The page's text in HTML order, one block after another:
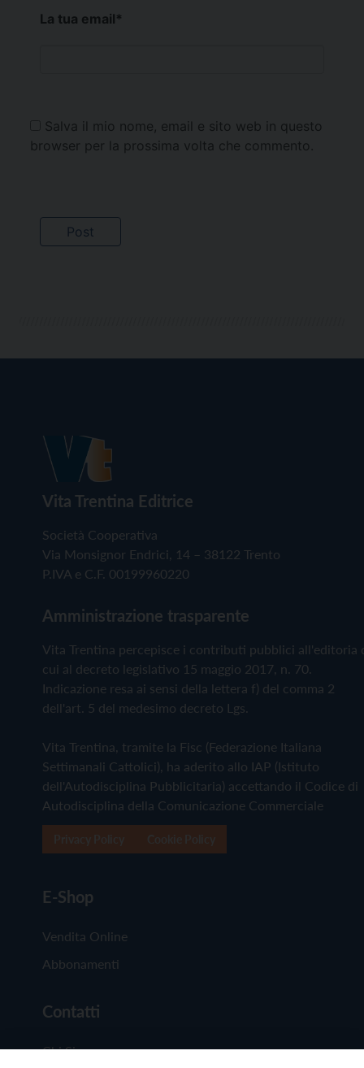
La tua email*
Salva il mio nome, email e sito web in questo
browser per la prossima volta che commento.
Vita Trentina Editrice
Società Cooperativa
Via Monsignor Endrici, 14 – 38122 Trento
P.IVA e C.F. 00199960220
Amministrazione trasparente
Vita Trentina percepisce i contributi pubblici all'editoria
cui al decreto legislativo 15 maggio 2017, n. 70.
Indicazione resa ai sensi della lettera f) del comma 2
dell'art. 5 del medesimo decreto Lgs.
Vita Trentina, tramite la Fisc (Federazione Italiana
Settimanali Cattolici), ha aderito allo IAP (Istituto
dell'Autodisciplina Pubblicitaria) accettando il Codice di
Autodisciplina della Comunicazione Commerciale
E-Shop
Vendita Online
Abbonamenti
Contatti
Chi Siamo